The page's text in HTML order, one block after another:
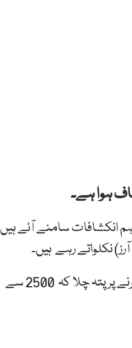
ہوا ہے۔
انکشافات سامنے آئے
نکلواتے رہے ہیں۔
اہلکاروں کے پرائیویٹ افراد کی معاونت کے واقعات سامنے آنے کے بعد انکوائری شروع کرنے پر پتہ چلا کہ 2500 سے